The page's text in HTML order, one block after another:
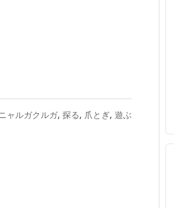
ャルガクルガ, 探る, 爪とぎ, 遊ぶ